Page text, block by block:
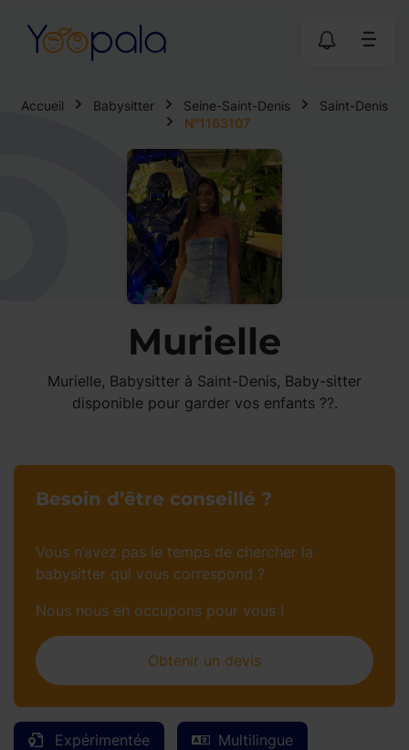
Accueil Babysitter Seine-Saint-Denis
Saint-Denis
N°1163107
Murielle
Murielle, Babysitter à Saint-Denis, Baby-sitter
disponible pour garder vos enfants ??.
Expérimentée Multilingue
Besoin d’être conseillé ?
Vous n’avez pas le temps de chercher la
babysitter qui vous correspond ?
Nous nous en occupons pour vous !
Obtenir un devis